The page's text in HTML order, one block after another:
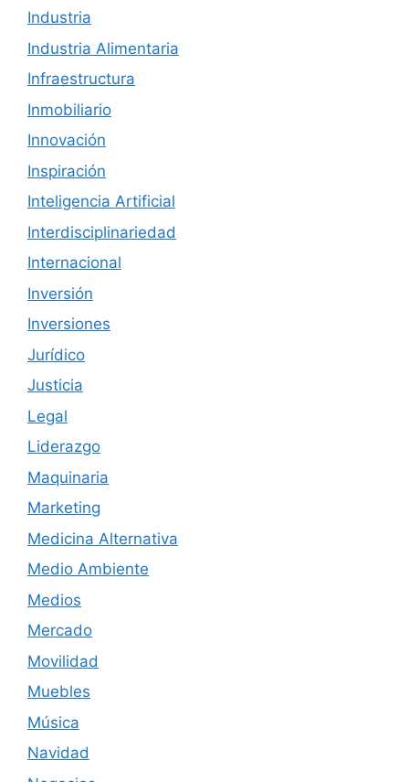
Industria
Industria Alimentaria
Infraestructura
Inmobiliario
Innovación
Inspiración
Inteligencia Artificial
Interdisciplinariedad
Internacional
Inversión
Inversiones
Jurídico
Justicia
Legal
Liderazgo
Maquinaria
Marketing
Medicina Alternativa
Medio Ambiente
Medios
Mercado
Movilidad
Muebles
Música
Navidad